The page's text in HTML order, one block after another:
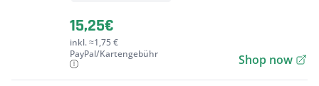
15,25€
inkl. ≈1,75 €
PayPal/Kartengebühr
Shop now